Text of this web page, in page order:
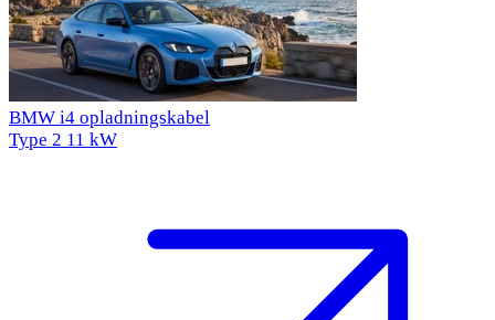
BMW i4 opladningskabel
Type 2 11 kW